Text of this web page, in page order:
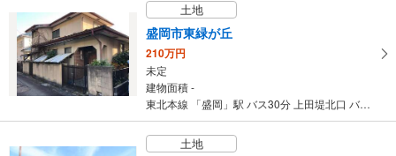
建物面積 91.08m2
東北新幹線 「水沢江刺」駅から7000m 車:14分
土地
盛岡市東緑が丘
210万円
未定
建物面積 -
東北本線 「盛岡」駅 バス30分 上田堤北口 バス停下車 徒歩7分
土地